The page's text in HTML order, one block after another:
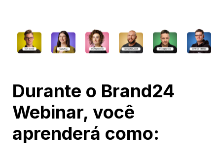
Durante o Brand24
Webinar, você
aprenderá como: